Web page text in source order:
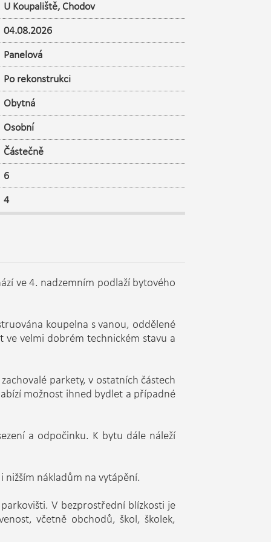
U Koupaliště, Chodov
04.08.2026
Panelová
Po rekonstrukci
Obytná
Osobní
Částečně
6
4
ve 4. nadzemním podlaží bytového
koupelna s vanou, oddělené
ve velmi dobrém technickém stavu a
parkety, v ostatních částech
možnost ihned bydlet a případné
a odpočinku. K bytu dále náleží
nižším nákladům na vytápění.
V bezprostřední blízkosti je
včetně obchodů, škol, školek,